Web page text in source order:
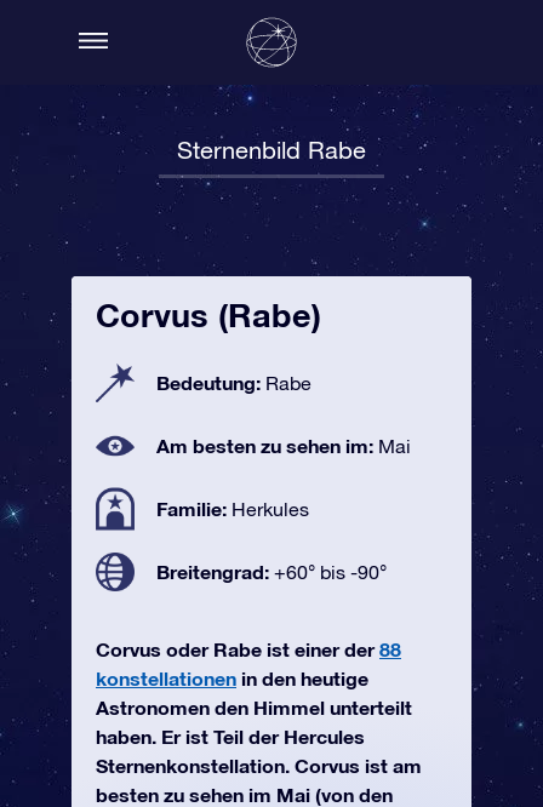
Sternenbild Rabe
Corvus (Rabe)
Bedeutung: Rabe
Am besten zu sehen im: Mai
Familie: Herkules
Breitengrad: +60° bis -90°
Corvus oder Rabe ist einer der88
konstellationen in den heutige
Astronomen den Himmel unterteilt
haben. Er ist Teil der Hercules
Sternenkonstellation. Corvus ist am
besten zu sehen im Mai (von den